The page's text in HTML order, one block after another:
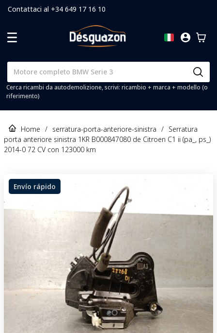
Contattaci al +34 649 17 16 10
Cerca ricambi da autodemolizione, scrivi: ricambio + marca + modello (o
riferimento)
Home / serratura-porta-anteriore-sinistra / Serratura
porta anteriore sinistra 1KR B000847080 de Citroen C1 ii (pa_, ps_)
2014-0 72 CV con 123000 km
Envío rápido